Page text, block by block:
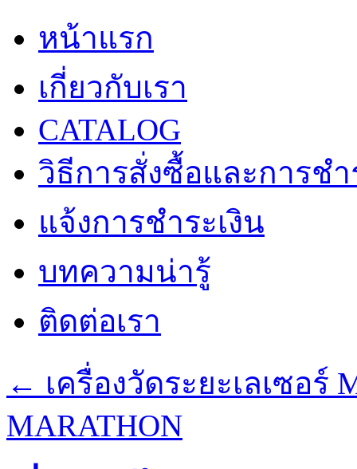
หน้าแรก
เกี่ยวกับเรา
CATALOG
วิธีการสั่งซื้อและการชำ
แจ้งการชำระเงิน
บทความน่ารู้
ติดต่อเรา
← เครื่องวัดระยะเลเซอร์
MARATHON